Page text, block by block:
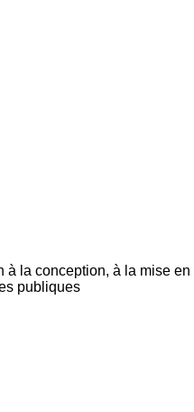
à la conception, à la mise
publiques